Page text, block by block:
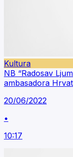
Kultura
NB “Radosav
ambasadora
20/06/2022
•
10:17